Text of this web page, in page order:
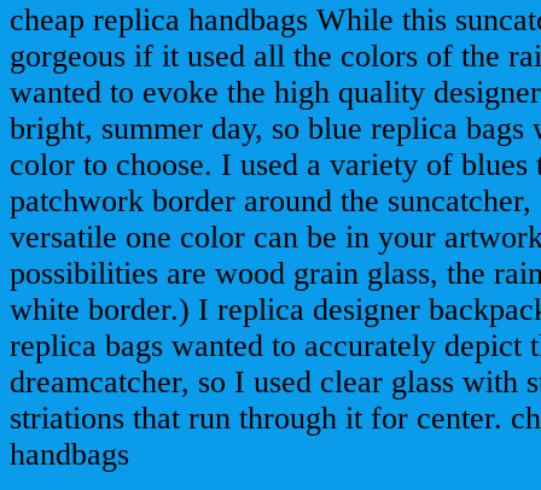
cheap replica handbags While this
gorgeous if it used all the colors of the
wanted to evoke the high quality
bright, summer day, so blue replica bags
color to choose. I used a variety of blues
patchwork border around the
versatile one color can be in your
possibilities are wood grain glass, the
white border.) I replica designer
replica bags wanted to accurately depict
dreamcatcher, so I used clear glass with
striations that run through it for center.
handbags